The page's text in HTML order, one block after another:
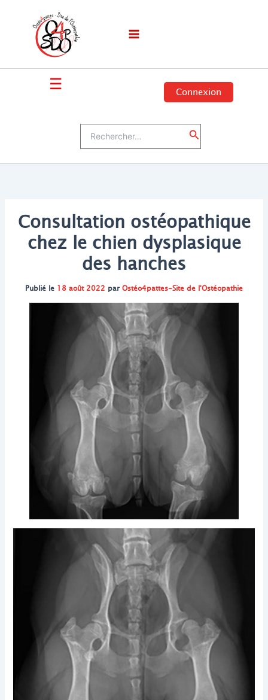
☰ Connexion
Rechercher
Consultation ostéopathique
chez le chien dysplasique
des hanches
Publié le 18 août 2022 parOstéo4pattes-Site de l'Ostéopathie